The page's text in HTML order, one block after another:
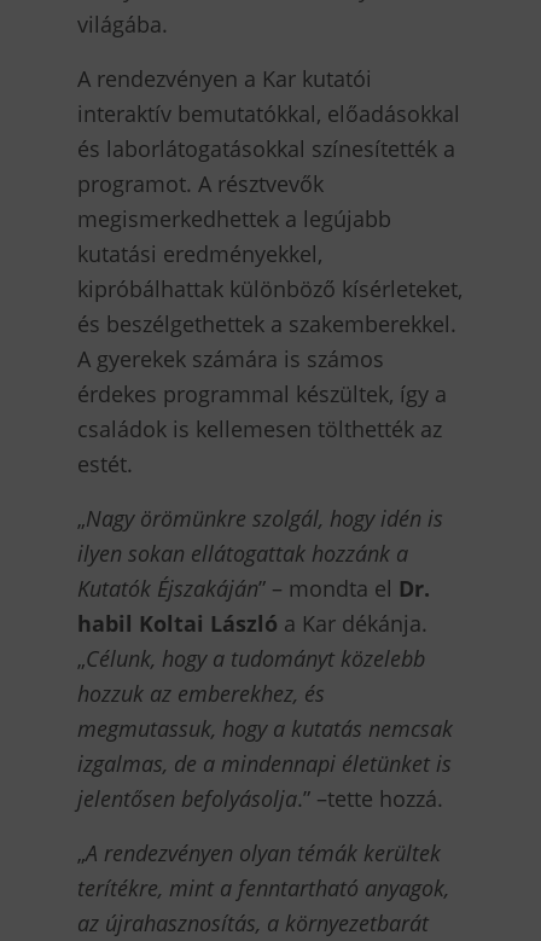
világába.
A rendezvényen a Kar kutatói
interaktív bemutatókkal, előadásokkal
és laborlátogatásokkal színesítették a
programot. A résztvevők
megismerkedhettek a legújabb
kutatási eredményekkel,
kipróbálhattak különböző kísérleteket,
és beszélgethettek a szakemberekkel.
A gyerekek számára is számos
érdekes programmal készültek, így a
családok is kellemesen tölthették az
estét.
„Nagy örömünkre szolgál, hogy idén is
ilyen sokan ellátogattak hozzánk a
Kutatók Éjszakáján” – mondta el Dr.
habil Koltai László a Kar dékánja.
„Célunk, hogy a tudományt közelebb
hozzuk az emberekhez, és
megmutassuk, hogy a kutatás nemcsak
izgalmas, de a mindennapi életünket is
jelentősen befolyásolja.” –tette hozzá.
„A rendezvényen olyan témák kerültek
terítékre, mint a fenntartható anyagok,
az újrahasznosítás, a környezetbarát